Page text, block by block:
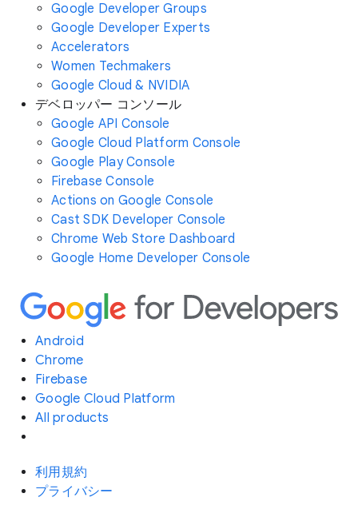
Google Developer Groups
Google Developer Experts
Accelerators
Women Techmakers
Google Cloud & NVIDIA
デベロッパー コンソール
Google API Console
Google Cloud Platform Console
Google Play Console
Firebase Console
Actions on Google Console
Cast SDK Developer Console
Chrome Web Store Dashboard
Google Home Developer Console
Android
Chrome
Firebase
Google Cloud Platform
All products
利用規約
プライバシー